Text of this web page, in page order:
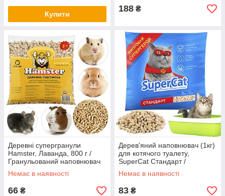
Купити
188 ₴
Деревні супергранули
Hamster, Лаванда, 800 г /
Гранульований наповнювач
для гризунів / Підстилка в
клітку
Немає в наявності
66 ₴
Дерев'яний наповнювач (1кг)
для котячого туалету,
SuperCat Стандарт /
Натуральні гранули в лоток
для кота
Немає в наявності
83 ₴